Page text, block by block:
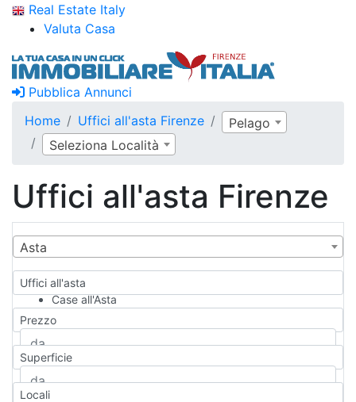
Real Estate Italy
Valuta Casa
Pubblica Annunci
Home
Uffici all'asta Firenze
Pelago
Seleziona Località
Uffici all'asta Firenze
Asta
Uffici all'asta
Case all'Asta
Qualsiasi
Appartamento
Casa indipendente
Casa Semi-indipendente
Attico/Mansarda
Prezzo
Superficie
Locali